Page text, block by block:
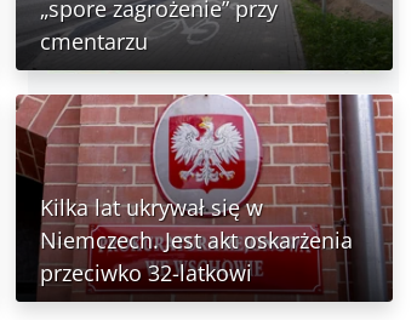
„spore zagrożenie” przy
cmentarzu
Kilka lat ukrywał się w
Niemczech. Jest akt oskarżenia
przeciwko 32-latkowi